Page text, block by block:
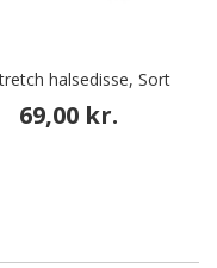
halsedisse, Sort
69,00 kr.